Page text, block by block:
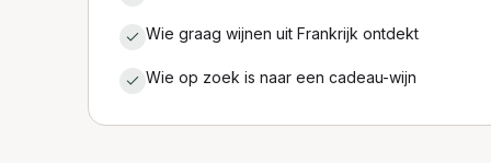
Wie graag wijnen uit Frankrijk ontdekt
Wie op zoek is naar een cadeau-wijn